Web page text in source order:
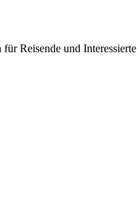
Reisende und Interessierte